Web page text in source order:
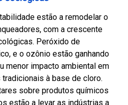
estão a remodelar o
com a crescente
Peróxido de
, e o ozônio estão ganhando
menor impacto ambiental em
à base de cloro.
sobre produtos químicos
estão a levar as indústrias a